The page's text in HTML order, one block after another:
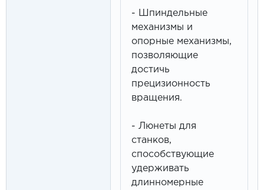
- Шпиндельные
механизмы и
опорные механизмы,
позволяющие
достичь
прецизионность
вращения.
- Люнеты для
станков,
способствующие
удерживать
длинномерные